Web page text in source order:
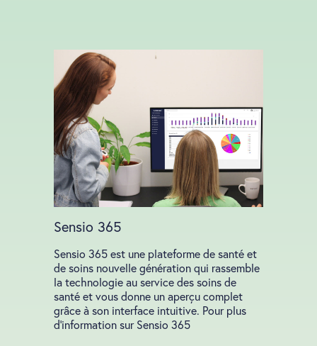
Sensio 365
Sensio 365 est une plateforme de santé et
de soins nouvelle génération qui rassemble
la technologie au service des soins de
santé et vous donne un aperçu complet
grâce à son interface intuitive. Pour plus
d’information sur Sensio 365